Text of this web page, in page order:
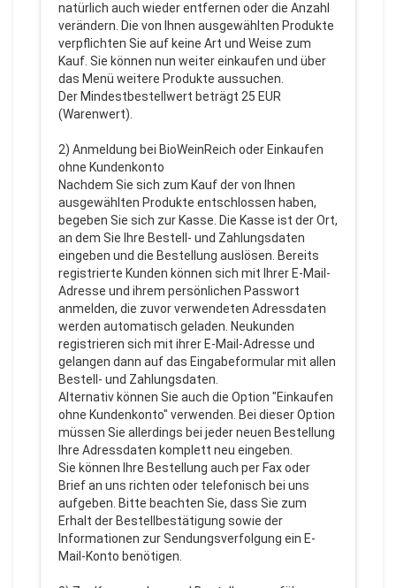
natürlich auch wieder entfernen oder die Anzahl
verändern. Die von Ihnen ausgewählten Produkte
verpflichten Sie auf keine Art und Weise zum
Kauf. Sie können nun weiter einkaufen und über
das Menü weitere Produkte aussuchen.
Der Mindestbestellwert beträgt 25 EUR
(Warenwert).
2) Anmeldung bei BioWeinReich oder Einkaufen
ohne Kundenkonto
Nachdem Sie sich zum Kauf der von Ihnen
ausgewählten Produkte entschlossen haben,
begeben Sie sich zur Kasse. Die Kasse ist der Ort,
an dem Sie Ihre Bestell- und Zahlungsdaten
eingeben und die Bestellung auslösen. Bereits
registrierte Kunden können sich mit Ihrer E-Mail-
Adresse und ihrem persönlichen Passwort
anmelden, die zuvor verwendeten Adressdaten
werden automatisch geladen. Neukunden
registrieren sich mit ihrer E-Mail-Adresse und
gelangen dann auf das Eingabeformular mit allen
Bestell- und Zahlungsdaten.
Alternativ können Sie auch die Option "Einkaufen
ohne Kundenkonto" verwenden. Bei dieser Option
müssen Sie allerdings bei jeder neuen Bestellung
Ihre Adressdaten komplett neu eingeben.
Sie können Ihre Bestellung auch per Fax oder
Brief an uns richten oder telefonisch bei uns
aufgeben. Bitte beachten Sie, dass Sie zum
Erhalt der Bestellbestätigung sowie der
Informationen zur Sendungsverfolgung ein E-
Mail-Konto benötigen.